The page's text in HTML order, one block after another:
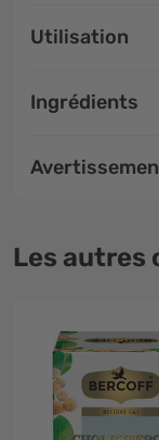
Utilisation
Ingrédients
Les autres